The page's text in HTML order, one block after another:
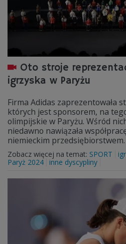
Oto stroje
igrzyska w Paryżu
Firma Adidas zaprezentowała
których jest sponsorem, na
olimpijskie w Paryżu. Wśród
niedawno nawiązała
niemieckim przedsiębiorstwem.
Zobacz więcej na temat: SPORT
Paryż 2024
inne dyscypliny